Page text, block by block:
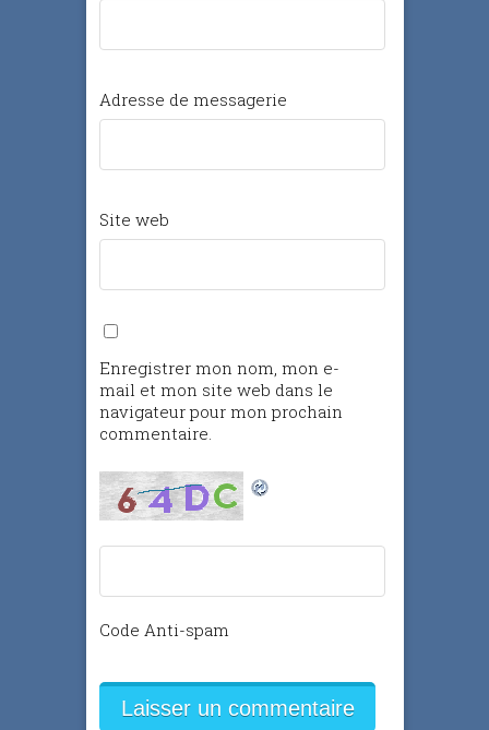
Adresse de messagerie
Site web
Enregistrer mon nom, mon e-
mail et mon site web dans le
navigateur pour mon prochain
commentaire.
Code Anti-spam